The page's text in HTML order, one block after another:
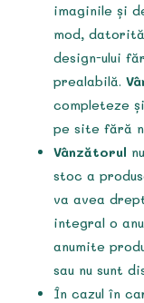
imaginile și
mod,
design-ului
prealabilă.
completeze
pe site fără
Vânzătorul
stoc a
va avea
integral o
anumite
sau nu sunt
În cazul în